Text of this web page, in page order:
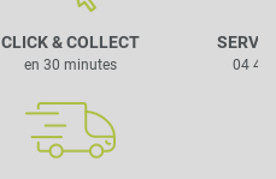
CLICK & COLLECT
en 30 minutes 04 42